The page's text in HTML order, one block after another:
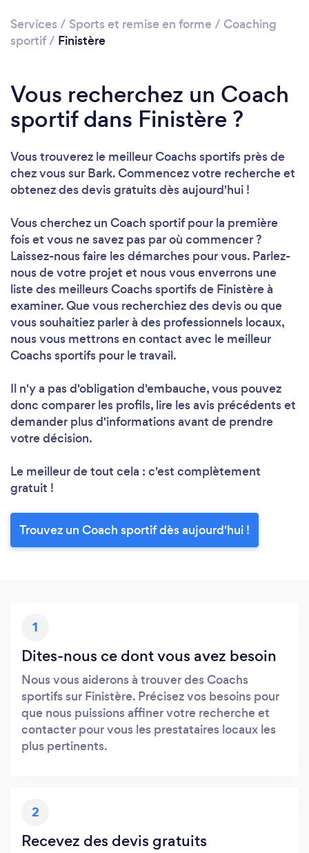
Services / Sports et remise en forme / Coaching
sportif/ Finistère
Vous recherchez un Coach
sportif dans Finistère ?
Vous trouverez le meilleur Coachs sportifs près de
chez vous sur Bark. Commencez votre recherche et
obtenez des devis gratuits dès aujourd'hui !
Vous cherchez un Coach sportif pour la première
fois et vous ne savez pas par où commencer ?
Laissez-nous faire les démarches pour vous. Parlez-
nous de votre projet et nous vous enverrons une
liste des meilleurs Coachs sportifs de Finistère à
examiner. Que vous recherchiez des devis ou que
vous souhaitiez parler à des professionnels locaux,
nous vous mettrons en contact avec le meilleur
Coachs sportifs pour le travail.
Il n'y a pas d'obligation d'embauche, vous pouvez
donc comparer les profils, lire les avis précédents et
demander plus d'informations avant de prendre
votre décision.
Le meilleur de tout cela : c'est complètement
gratuit !
Trouvez un Coach sportif dès aujourd'hui !
1
Dites-nous ce dont vous avez besoin
Nous vous aiderons à trouver des Coachs
sportifs sur Finistère. Précisez vos besoins pour
que nous puissions affiner votre recherche et
contacter pour vous les prestataires locaux les
plus pertinents.
2
Recevez des devis gratuits